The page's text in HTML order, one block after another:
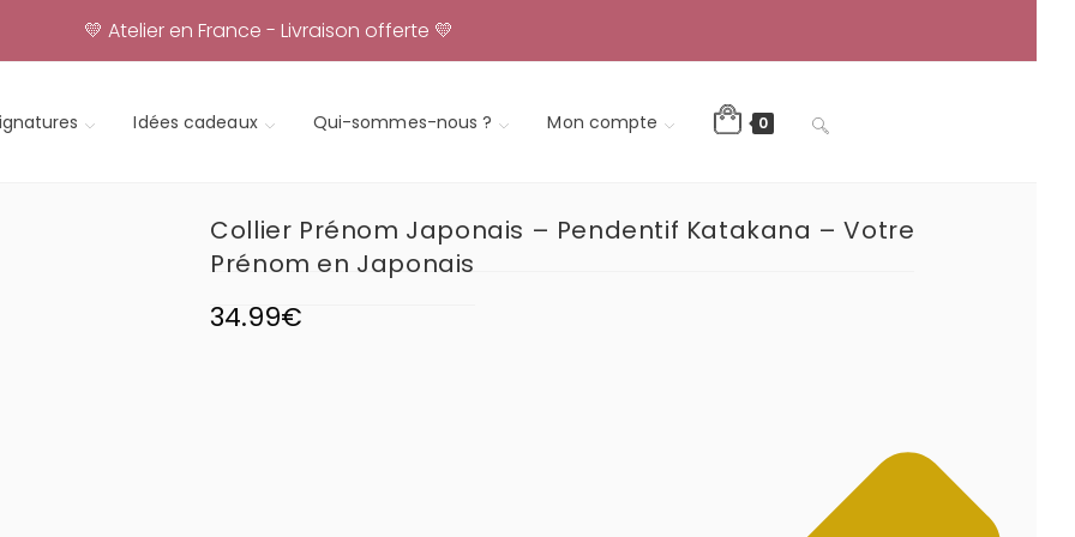
💛 Atelier en France - Livraison offerte 💛
Idées cadeaux Qui-sommes-nous ? Mon compte 0 Toggle
website
Collier Prénom Japonais – Pendentif Katakana – Votre
Prénom en Japonais
34.99€